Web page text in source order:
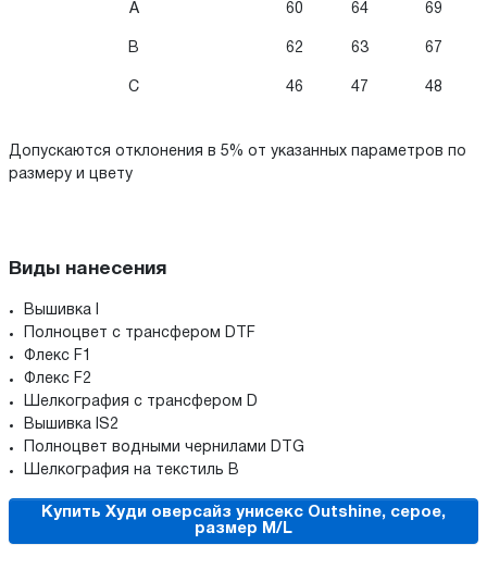
A 60 64 69
B 62 63 67
C 46 47 48
Допускаются отклонения в 5% от указанных параметров по
размеру и цвету
Виды нанесения
Вышивка I
Полноцвет с трансфером DTF
Флекс F1
Флекс F2
Шелкография с трансфером D
Вышивка IS2
Полноцвет водными чернилами DTG
Шелкография на текстиль B
Купить Худи оверсайз унисекс Outshine, серое,
размер M/L